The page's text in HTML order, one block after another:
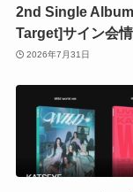
2nd Single
Target]サイン会
2026年7月31日